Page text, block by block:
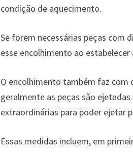
condição de aquecimento.
Se forem necessárias peças com
esse encolhimento ao
O encolhimento também faz com
geralmente as peças são
extraordinárias para poder ejetar
Essas medidas incluem, em